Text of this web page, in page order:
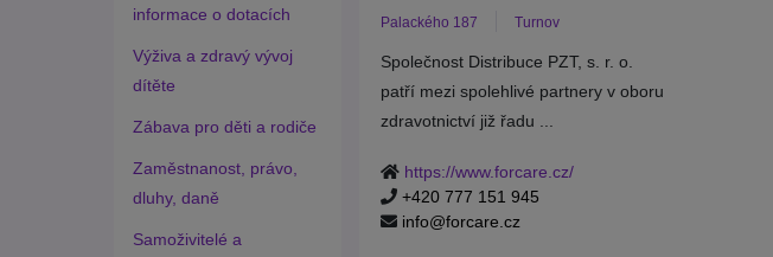
informace o dotacích
Výživa a zdravý vývoj
dítěte
Zábava pro děti a rodiče
Zaměstnanost, právo,
dluhy, daně
Samoživitelé a
Palackého 187 Turnov
Společnost Distribuce PZT, s. r. o.
patří mezi spolehlivé partnery v oboru
zdravotnictví již řadu ...
https://www.forcare.cz/
+420 777 151 945
info@forcare.cz